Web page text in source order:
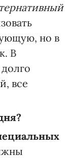
но в
В
все